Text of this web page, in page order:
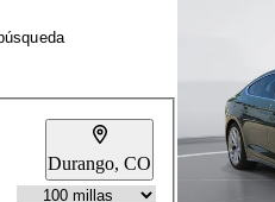
Durango, CO